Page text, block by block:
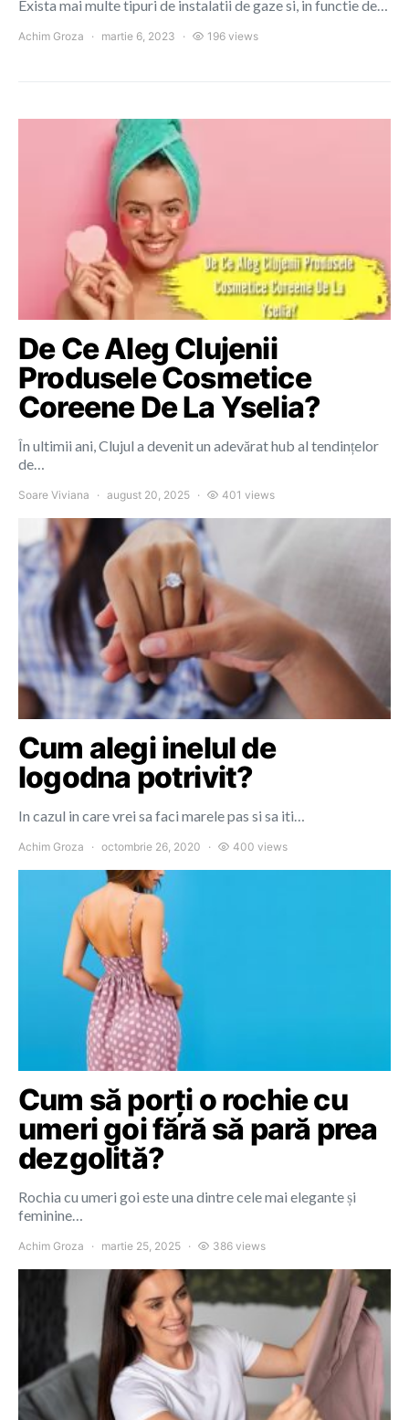
Exista mai multe tipuri de instalatii de gaze si, in functie de…
Achim Groza martie 6, 2023 196 views
De Ce Aleg Clujenii
Produsele Cosmetice
Coreene De La Yselia?
În ultimii ani, Clujul a devenit un adevărat hub al tendințelor
de…
Soare Viviana august 20, 2025 401 views
Cum alegi inelul de
logodna potrivit?
In cazul in care vrei sa faci marele pas si sa iti…
Achim Groza octombrie 26, 2020 400 views
Cum să porți o rochie cu
umeri goi fără să pară prea
dezgolită?
Rochia cu umeri goi este una dintre cele mai elegante și
feminine…
Achim Groza martie 25, 2025 386 views